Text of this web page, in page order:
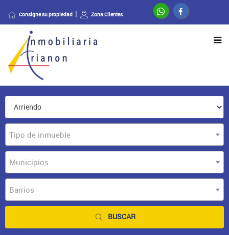
Consigne su propiedad Zona Clientes
Tipo de inmueble
Municipios
Barrios
BUSCAR